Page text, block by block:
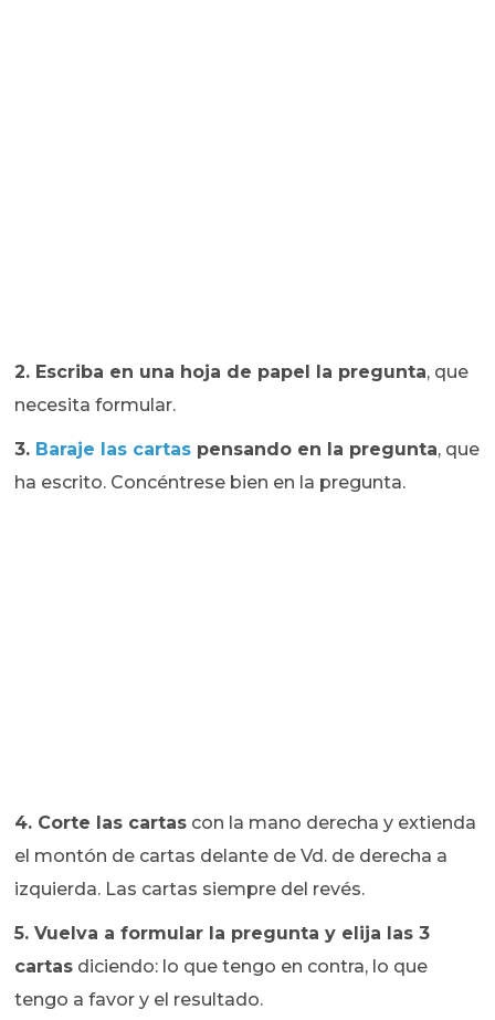
2. Escriba en una hoja de papel la pregunta, que
necesita formular.
3. Baraje las cartas pensando en la pregunta, que
ha escrito. Concéntrese bien en la pregunta.
4. Corte las cartas con la mano derecha y extienda
el montón de cartas delante de Vd. de derecha a
izquierda. Las cartas siempre del revés.
5. Vuelva a formular la pregunta y elija las 3
cartas diciendo: lo que tengo en contra, lo que
tengo a favor y el resultado.